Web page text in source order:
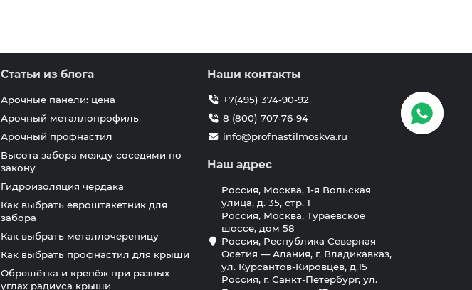
Статьи из блога
Арочные панели: цена
Арочный металлопрофиль
Арочный профнастил
Высота забора между соседями по
закону
Гидроизоляция чердака
Как выбрать евроштакетник для
забора
Как выбрать металлочерепицу
Как выбрать профнастил для крыши
Обрешётка и крепёж при разных
углах радиуса крыши
Наши контакты
+7(495) 374-90-92
8 (800) 707-76-94
info@profnastilmoskva.ru
Наш адрес
Россия, Москва, 1-я Вольская
улица, д. 35, стр. 1
Россия, Москва, Тураевское
шоссе, дом 58
Россия, Республика Северная
Осетия — Алания, г. Владикавказ,
ул. Курсантов-Кировцев, д.15
Россия, г. Санкт-Петербург, ул.